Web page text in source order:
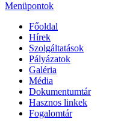
Menüpontok
Főoldal
Hírek
Szolgáltatások
Pályázatok
Galéria
Média
Dokumentumtár
Hasznos linkek
Fogalomtár